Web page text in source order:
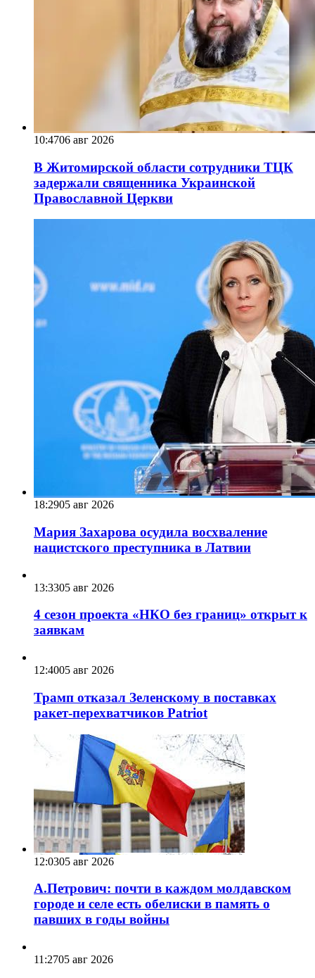
10:4706 авг 2026
В Житомирской области сотрудники ТЦК
задержали священника Украинской
Православной Церкви
18:2905 авг 2026
Мария Захарова осудила восхваление
нацистского преступника в Латвии
13:3305 авг 2026
4 сезон проекта «НКО без границ» открыт к
заявкам
12:4005 авг 2026
Трамп отказал Зеленскому в поставках
ракет-перехватчиков Patriot
12:0305 авг 2026
А.Петрович: почти в каждом молдавском
городе и селе есть обелиски в память о
павших в годы войны
11:2705 авг 2026